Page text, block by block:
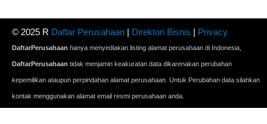
© 2025 R Daftar Perusahaan | Direktori Bisnis | Privacy
DaftarPerusahaan hanya menyediakan listing alamat perusahaan di Indonesia,
DaftarPerusahaan tidak menjamin keakuratan data dikarenakan perubahan
kepemilikan ataupun perpindahan alamat perusahaan. Untuk Perubahan data silahkan
kontak menggunakan alamat email resmi perusahaan anda.